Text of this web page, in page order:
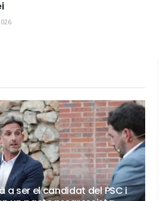
a ser el candidat del PSC i